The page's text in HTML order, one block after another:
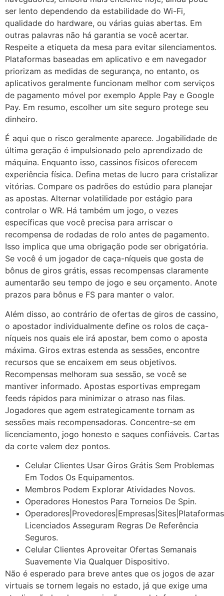
ser lento dependendo da estabilidade do Wi-Fi,
qualidade do hardware, ou várias guias abertas. Em
outras palavras não há garantia se você acertar.
Respeite a etiqueta da mesa para evitar silenciamentos.
Plataformas baseadas em aplicativo e em navegador
priorizam as medidas de segurança, no entanto, os
aplicativos geralmente funcionam melhor com serviços
de pagamento móvel por exemplo Apple Pay e Google
Pay. Em resumo, escolher um site seguro protege seu
dinheiro.
É aqui que o risco geralmente aparece. Jogabilidade de
última geração é impulsionado pelo aprendizado de
máquina. Enquanto isso, cassinos físicos oferecem
experiência física. Defina metas de lucro para cristalizar
vitórias. Compare os padrões do estúdio para planejar
as apostas. Alternar volatilidade por estágio para
controlar o WR. Há também um jogo, o vezes
específicas que você precisa para arriscar o
recompensa de rodadas de rolo antes de pagamento.
Isso implica que uma obrigação pode ser obrigatória.
Se você é um jogador de caça-níqueis que gosta de
bônus de giros grátis, essas recompensas claramente
aumentarão seu tempo de jogo e seu orçamento. Anote
prazos para bônus e FS para manter o valor.
Além disso, ao contrário de ofertas de giros de cassino,
o apostador individualmente define os rolos de caça-
níqueis nos quais ele irá apostar, bem como o aposta
máxima. Giros extras estenda as sessões, encontre
recursos que se encaixem em seus objetivos.
Recompensas melhoram sua sessão, se você se
mantiver informado. Apostas esportivas empregam
feeds rápidos para minimizar o atraso nas filas.
Jogadores que agem estrategicamente tornam as
sessões mais recompensadoras. Concentre-se em
licenciamento, jogo honesto e saques confiáveis. Cartas
da corte valem dez pontos.
Celular Clientes Usar Giros Grátis Sem Problemas
Em Todos Os Equipamentos.
Membros Podem Explorar Atividades Novos.
Operadores Honestos Para Torneios De Spin.
Operadores|Provedores|Empresas|Sites|Plataformas
Licenciados Asseguram Regras De Referência
Seguros.
Celular Clientes Aproveitar Ofertas Semanais
Suavemente Via Qualquer Dispositivo.
Não é esperado para breve antes que os jogos de azar
virtuais se tornem legais no estado, já que exige uma